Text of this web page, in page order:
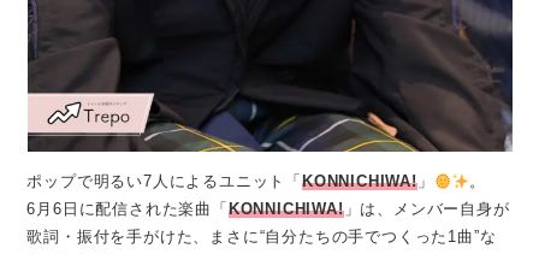
ポップで明るい7人によるユニット「 KONNICHIWA!」
。
6月6日に配信された楽曲「 KONNICHIWA!」は、メンバー自身が
歌詞・振付を手がけた、まさに“自分たちの手でつくった1曲”な